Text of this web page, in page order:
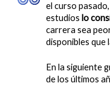
el curso
estudios lo
carrera sea
disponibles que
En la siguiente
de los últimos